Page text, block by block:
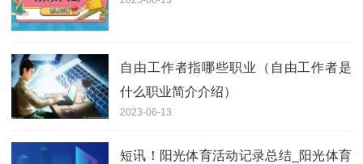
自由工作者指哪些职业（自由工作者是
什么职业简介介绍）
2023-06-13
短讯！阳光体育活动记录总结_阳光体育